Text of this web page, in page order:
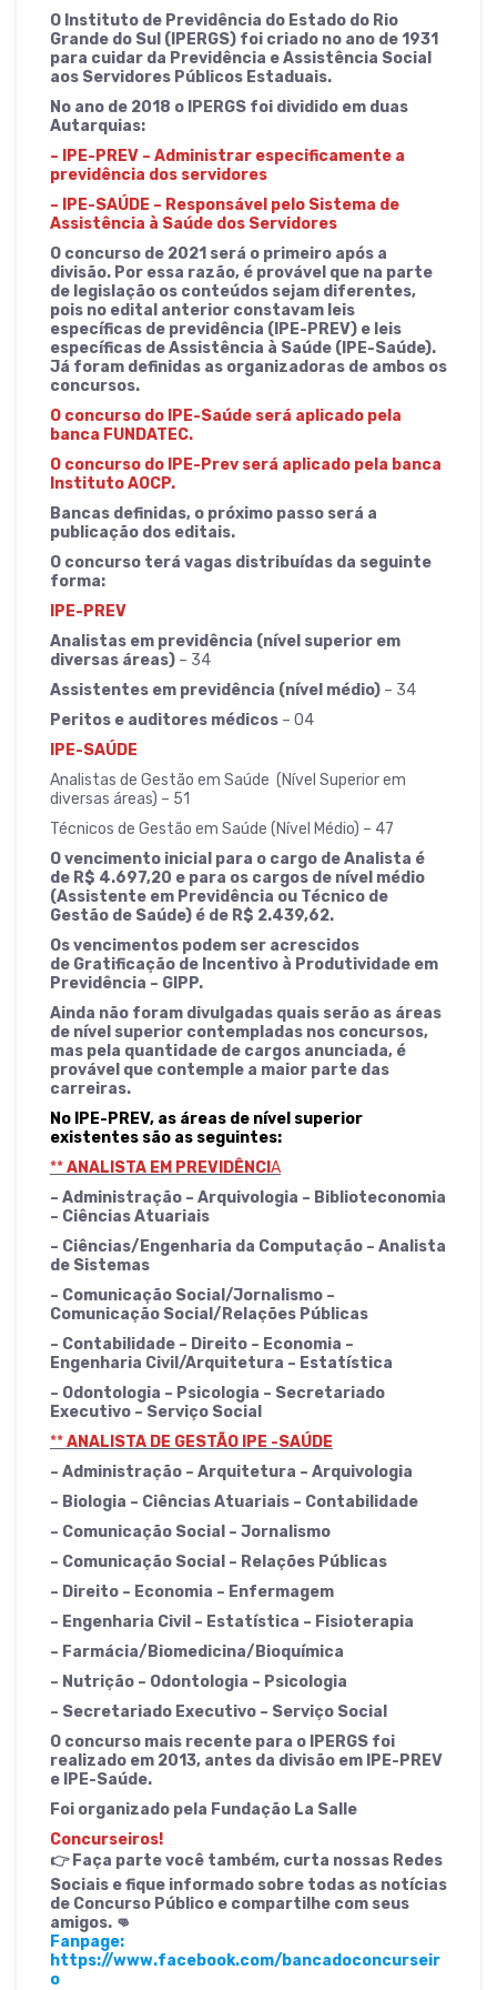
O Instituto de Previdência do Estado do Rio
Grande do Sul (IPERGS) foi criado no ano de 1931
para cuidar da Previdência e Assistência Social
aos Servidores Públicos Estaduais.
No ano de 2018 o IPERGS foi dividido em duas
Autarquias:
– IPE-PREV – Administrar especificamente a
previdência dos servidores
– IPE-SAÚDE – Responsável pelo Sistema de
Assistência à Saúde dos Servidores
O concurso de 2021 será o primeiro após a
divisão. Por essa razão, é provável que na parte
de legislação os conteúdos sejam diferentes,
pois no edital anterior constavam leis
específicas de previdência (IPE-PREV) e leis
específicas de Assistência à Saúde (IPE-Saúde).
Já foram definidas as organizadoras de ambos os
concursos.
O concurso do IPE-Saúde será aplicado pela
banca FUNDATEC.
O concurso do IPE-Prev será aplicado pela banca
Instituto AOCP.
Bancas definidas, o próximo passo será a
publicação dos editais.
O concurso terá vagas distribuídas da seguinte
forma:
IPE-PREV
Analistas em previdência (nível superior em
diversas áreas) – 34
Assistentes em previdência (nível médio) – 34
Peritos e auditores médicos – 04
IPE-SAÚDE
Analistas de Gestão em Saúde (Nível Superior em
diversas áreas) – 51
Técnicos de Gestão em Saúde (Nível Médio) – 47
O vencimento inicial para o cargo de Analista é
de R$ 4.697,20 e para os cargos de nível médio
(Assistente em Previdência ou Técnico de
Gestão de Saúde) é de R$ 2.439,62.
Os vencimentos podem ser acrescidos
de Gratificação de Incentivo à Produtividade em
Previdência – GIPP.
Ainda não foram divulgadas quais serão as áreas
de nível superior contempladas nos concursos,
mas pela quantidade de cargos anunciada, é
provável que contemple a maior parte das
carreiras.
No IPE-PREV, as áreas de nível superior
existentes são as seguintes:
**ANALISTA EM PREVIDÊNCI A
– Administração – Arquivologia – Biblioteconomia
– Ciências Atuariais
– Ciências/Engenharia da Computação – Analista
de Sistemas
– Comunicação Social/Jornalismo –
Comunicação Social/Relações Públicas
– Contabilidade – Direito – Economia –
Engenharia Civil/Arquitetura – Estatística
– Odontologia – Psicologia – Secretariado
Executivo – Serviço Social
**ANALISTA DE GESTÃO IPE -SAÚDE
– Administração – Arquitetura – Arquivologia
– Biologia – Ciências Atuariais – Contabilidade
– Comunicação Social – Jornalismo
– Comunicação Social – Relações Públicas
– Direito – Economia – Enfermagem
– Engenharia Civil – Estatística – Fisioterapia
– Farmácia/Biomedicina/Bioquímica
– Nutrição – Odontologia – Psicologia
– Secretariado Executivo – Serviço Social
O concurso mais recente para o IPERGS foi
realizado em 2013, antes da divisão em IPE-PREV
e IPE-Saúde.
Foi organizado pela Fundação La Salle
Concurseiros!
👉 Faça parte você também, curta nossas Redes
Sociais e fique informado sobre todas as notícias
de Concurso Público e compartilhe com seus
amigos. 👊
Fanpage:
https://www.facebook.com/bancadoconcurseir
o